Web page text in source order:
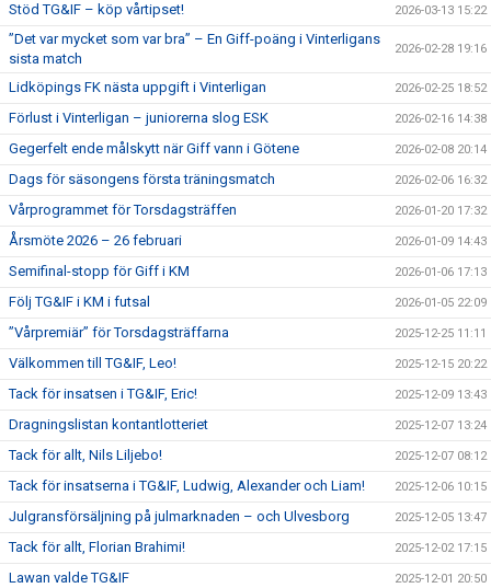
Stöd TG&IF – köp vårtipset! 2026-03-13 15:22
”Det var mycket som var bra” – En Giff-poäng i Vinterligans
sista match
2026-02-28 19:16
Lidköpings FK nästa uppgift i Vinterligan 2026-02-25 18:52
Förlust i Vinterligan – juniorerna slog ESK 2026-02-16 14:38
Gegerfelt ende målskytt när Giff vann i Götene 2026-02-08 20:14
Dags för säsongens första träningsmatch 2026-02-06 16:32
Vårprogrammet för Torsdagsträffen 2026-01-20 17:32
Årsmöte 2026 – 26 februari 2026-01-09 14:43
Semifinal-stopp för Giff i KM 2026-01-06 17:13
Följ TG&IF i KM i futsal 2026-01-05 22:09
”Vårpremiär” för Torsdagsträffarna 2025-12-25 11:11
Välkommen till TG&IF, Leo! 2025-12-15 20:22
Tack för insatsen i TG&IF, Eric! 2025-12-09 13:43
Dragningslistan kontantlotteriet 2025-12-07 13:24
Tack för allt, Nils Liljebo! 2025-12-07 08:12
Tack för insatserna i TG&IF, Ludwig, Alexander och Liam! 2025-12-06 10:15
Julgransförsäljning på julmarknaden – och Ulvesborg 2025-12-05 13:47
Tack för allt, Florian Brahimi! 2025-12-02 17:15
Lawan valde TG&IF 2025-12-01 20:50